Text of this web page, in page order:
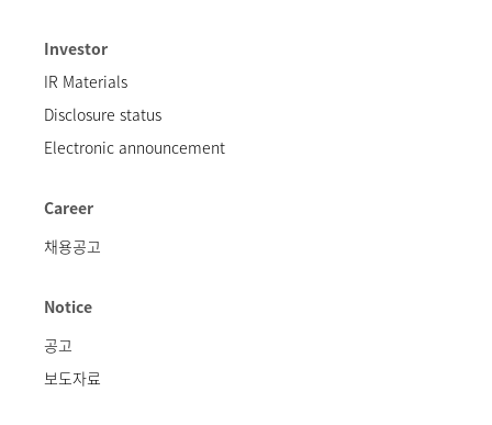
Investor
IR Materials
Disclosure status
Electronic announcement
Career
채용공고
Notice
공고
보도자료